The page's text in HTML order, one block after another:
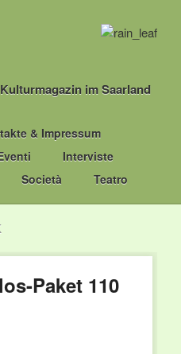
im Saarland
& Impressum
Interviste
Società Teatro
Paket 110